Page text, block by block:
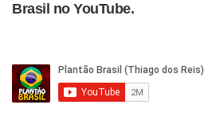
Brasil no YouTube.